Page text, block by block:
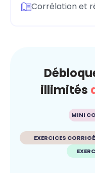
Corrélation et
illimités
MINI
EXERCICES